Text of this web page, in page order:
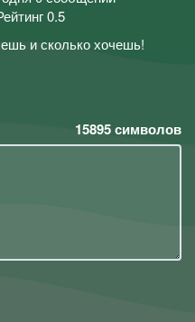
0.5
и сколько хочешь!
15895символов